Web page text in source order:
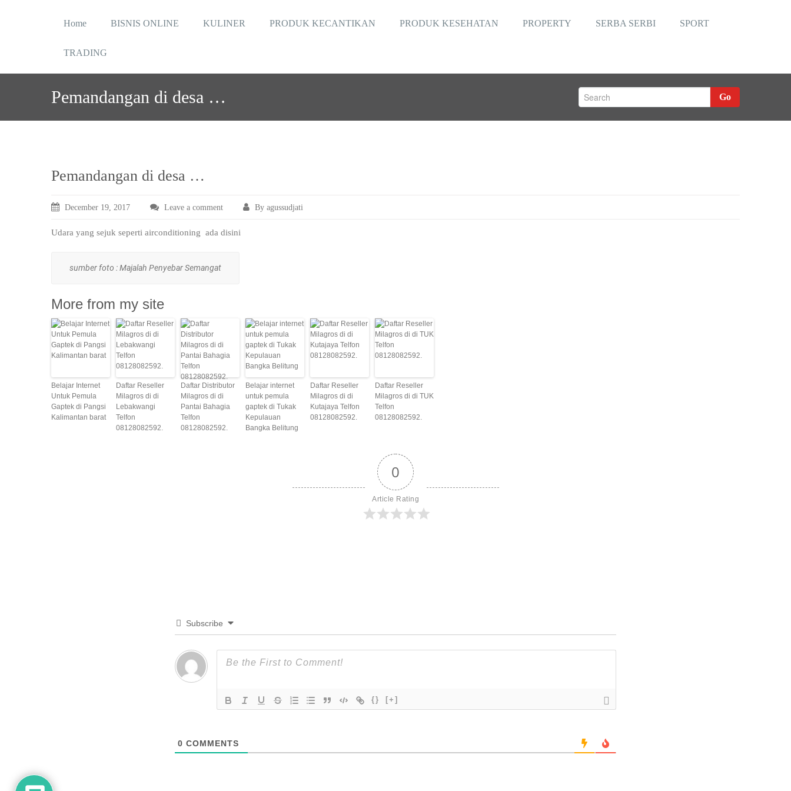
Home BISNIS ONLINE KULINER PRODUK KECANTIKAN PRODUK KESEHATAN PROPERTY SERBA SERBI SPORT
TRADING
Pemandangan di desa … Go
Pemandangan di desa …
December 19, 2017 Leave a comment By agussudjati
Udara yang sejuk seperti airconditioning ada disini
sumber foto : Majalah Penyebar Semangat
More from my site
Belajar Internet
Untuk Pemula
Gaptek di Pangsi
Kalimantan barat
Daftar Reseller
Milagros di di
Lebakwangi
Telfon
08128082592.
Daftar Distributor
Milagros di di
Pantai Bahagia
Telfon
08128082592.
Belajar internet
untuk pemula
gaptek di Tukak
Kepulauan
Bangka Belitung
Daftar Reseller
Milagros di di
Kutajaya Telfon
08128082592.
Daftar Reseller
Milagros di di TUK
Telfon
08128082592.
0
Article Rating
Subscribe
{} [+]
0 COMMENTS